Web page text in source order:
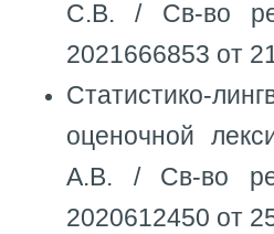
С.В. / Св-во
2021666853 от
Статистико-
оценочной
А.В. / Св-во
2020612450 от